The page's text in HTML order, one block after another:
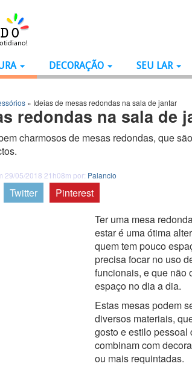
DECORAÇÃO SEU LAR
» Ideias de mesas redondas na sala de jantar
redondas na sala de
charmosos de mesas redondas, que
29/05/2018 21h08m por: Palancio
Twitter
Pinterest
Ter uma mesa
estar é uma ótima
quem tem pouco
precisa focar no uso
funcionais, e que não
espaço no dia a dia.
Estas mesas podem
diversos materiais,
gosto e estilo pessoal
combinam com
ou mais requintadas.